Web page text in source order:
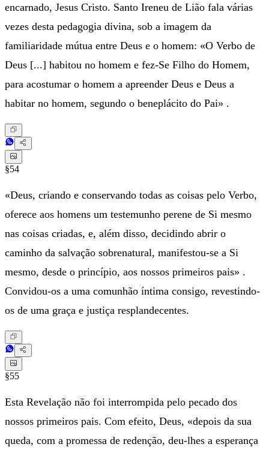
encarnado, Jesus Cristo. Santo Ireneu de Lião fala várias
vezes desta pedagogia divina, sob a imagem da
familiaridade mútua entre Deus e o homem: «O Verbo de
Deus [...] habitou no homem e fez-Se Filho do Homem,
para acostumar o homem a apreender Deus e Deus a
habitar no homem, segundo o beneplácito do Pai» .
§54
«Deus, criando e conservando todas as coisas pelo Verbo,
oferece aos homens um testemunho perene de Si mesmo
nas coisas criadas, e, além disso, decidindo abrir o
caminho da salvação sobrenatural, manifestou-se a Si
mesmo, desde o princípio, aos nossos primeiros pais» .
Convidou-os a uma comunhão íntima consigo, revestindo-
os de uma graça e justiça resplandecentes.
§55
Esta Revelação não foi interrompida pelo pecado dos
nossos primeiros pais. Com efeito, Deus, «depois da sua
queda, com a promessa de redenção, deu-lhes a esperança